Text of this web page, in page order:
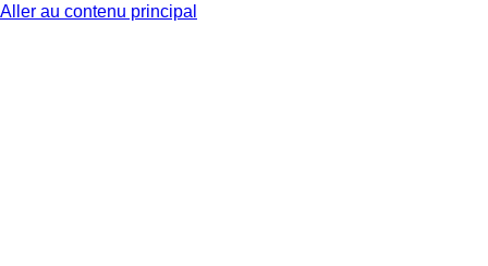
Aller au contenu principal